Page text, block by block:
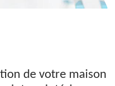
de votre maison